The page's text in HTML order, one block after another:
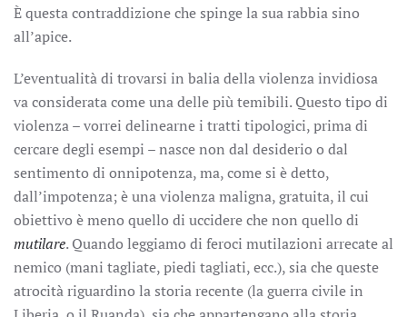
È questa contraddizione che spinge la sua rabbia sino
all’apice.
L’eventualità di trovarsi in balia della violenza invidiosa
va considerata come una delle più temibili. Questo tipo di
violenza – vorrei delinearne i tratti tipologici, prima di
cercare degli esempi – nasce non dal desiderio o dal
sentimento di onnipotenza, ma, come si è detto,
dall’impotenza; è una violenza maligna, gratuita, il cui
obiettivo è meno quello di uccidere che non quello di
mutilare. Quando leggiamo di feroci mutilazioni arrecate al
nemico (mani tagliate, piedi tagliati, ecc.), sia che queste
atrocità riguardino la storia recente (la guerra civile in